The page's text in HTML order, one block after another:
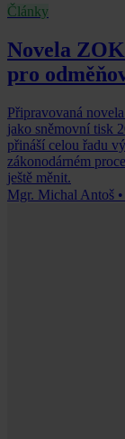
Články
Novela
pro
Připravovaná
jako sněmovní tisk 207/0,[1] která v právu
přináší celou řadu
zákonodárném
ještě měnit.
Mgr. Michal Antoš •